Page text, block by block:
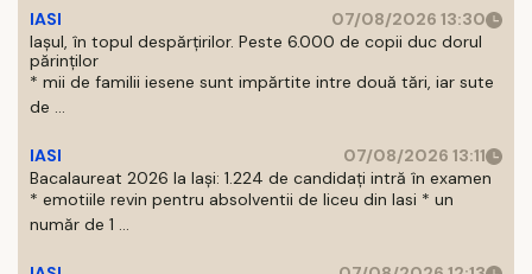
IASI
07/08/2026 13:30
Iașul, în topul despărțirilor. Peste 6.000 de copii duc dorul
părinților
* mii de familii iesene sunt impărtite intre două tări, iar sute
de ...
IASI
07/08/2026 13:11
Bacalaureat 2026 la Iași: 1.224 de candidați intră în examen
* emotiile revin pentru absolventii de liceu din Iasi * un
număr de 1 ...